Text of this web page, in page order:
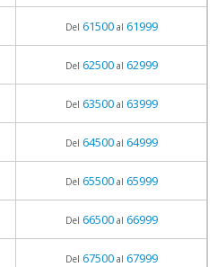
Del 61500al 61999
Del 62500al 62999
Del 63500al 63999
Del 64500al 64999
Del 65500al 65999
Del 66500al 66999
Del 67500al 67999